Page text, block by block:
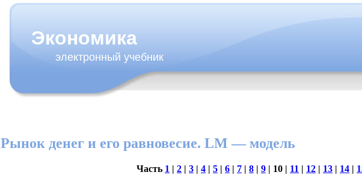
Экономика
электронный учебник
Рынок денег и его равновесие. LM — модель
Часть 1 | 2 | 3 | 4 | 5 | 6 | 7 | 8 | 9 | 10 | 11 | 12 | 13 | 14 |